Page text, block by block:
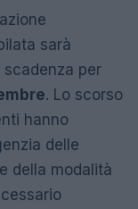
sarà
per
. Lo scorso
hanno
delle
della modalità